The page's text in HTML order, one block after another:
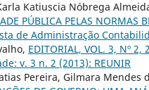
Katiuscia Nóbrega
PÚBLICA PELAS NORMAS
de Administração
EDITORIAL, VOL. 3, Nº 2,
v. 3 n. 2 (2013): REUNIR
Pereira, Gilmara Mendes